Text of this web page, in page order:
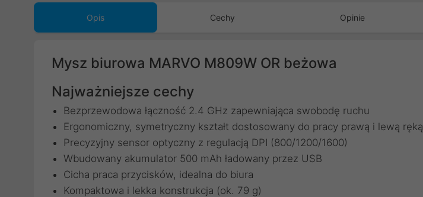
Opis Cechy Opinie
Mysz biurowa MARVO M809W OR beżowa
Najważniejsze cechy
Bezprzewodowa łączność 2.4 GHz zapewniająca swobodę ruchu
Ergonomiczny, symetryczny kształt dostosowany do pracy prawą i lewą ręką
Precyzyjny sensor optyczny z regulacją DPI (800/1200/1600)
Wbudowany akumulator 500 mAh ładowany przez USB
Cicha praca przycisków, idealna do biura
Kompaktowa i lekka konstrukcja (ok. 79 g)